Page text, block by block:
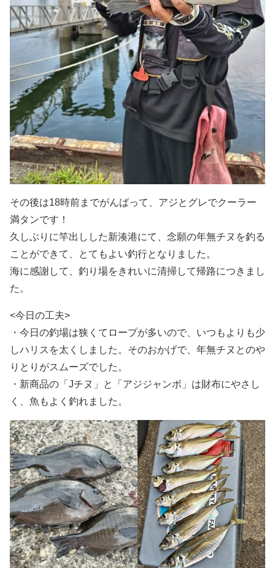
その後は18時前までがんばって、アジとグレでクーラー
満タンです！
久しぶりに竿出しした新湊港にて、念願の年無チヌを釣る
ことができて、とてもよい釣行となりました。
海に感謝して、釣り場をきれいに清掃して帰路につきまし
た。
<今日の工夫>
・今日の釣場は狭くてロープが多いので、いつもよりも少
しハリスを太くしました。そのおかげで、年無チヌとのや
りとりがスムーズでした。
・新商品の「Jチヌ」と「アジジャンボ」は財布にやさし
く、魚もよく釣れました。